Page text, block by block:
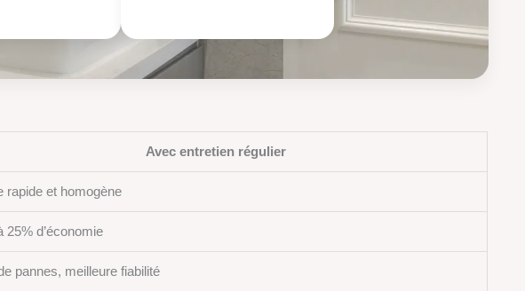
Avec entretien régulier
rapide et homogène
25% d’économie
pannes, meilleure fiabilité